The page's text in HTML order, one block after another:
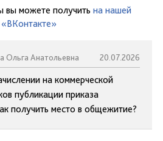
вы можете получить на нашей
Ольга Анатольевна 20.07.2026
на коммерческой
публикации приказа
получить место в общежитие?